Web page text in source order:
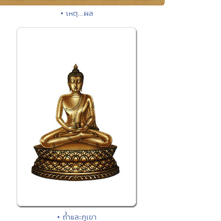
• เหตุ....ผล
• ถ้ำและภูเขา